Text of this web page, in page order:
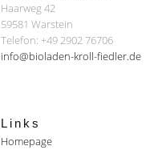
Haarweg 42
59581 Warstein
Telefon: +49 2902 76706
info@bioladen-kroll-fiedler.de
Links
Homepage